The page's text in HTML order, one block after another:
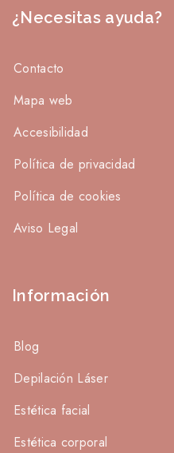
¿Necesitas ayuda?
Contacto
Mapa web
Accesibilidad
Política de privacidad
Política de cookies
Aviso Legal
Información
Blog
Depilación Láser
Estética facial
Estética corporal